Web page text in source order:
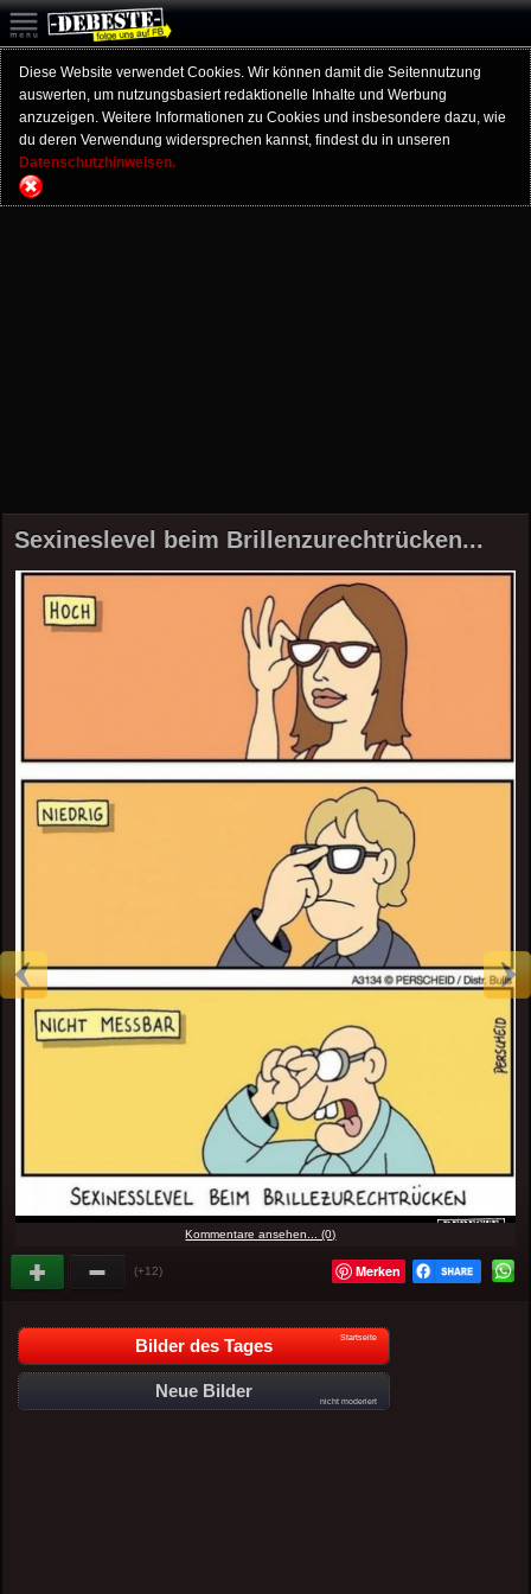
Diese Website verwendet Cookies. Wir können damit die Seitennutzung
auswerten, um nutzungsbasiert redaktionelle Inhalte und Werbung
anzuzeigen. Weitere Informationen zu Cookies und insbesondere dazu, wie
du deren Verwendung widersprechen kannst, findest du in unseren
Datenschutzhinweisen.
Sexineslevel beim Brillenzurechtrücken...
Kommentare ansehen... (0)
(+12) Merken
Bilder des Tages Startseite
Neue Bilder
nicht moderiert